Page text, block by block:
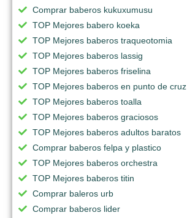
Comprar baberos kukuxumusu
TOP Mejores babero koeka
TOP Mejores baberos traqueotomia
TOP Mejores baberos lassig
TOP Mejores baberos friselina
TOP Mejores baberos en punto de cruz
TOP Mejores baberos toalla
TOP Mejores baberos graciosos
TOP Mejores baberos adultos baratos
Comprar baberos felpa y plastico
TOP Mejores baberos orchestra
TOP Mejores baberos titin
Comprar baleros urb
Comprar baberos lider